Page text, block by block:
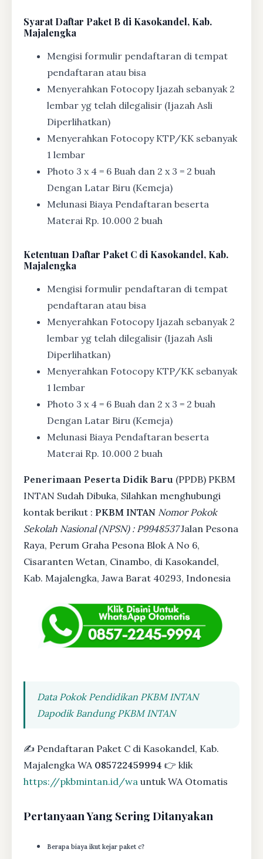
SyaratDaftar Paket B di Kasokandel, Kab.
Majalengka
Mengisi formulir pendaftaran di tempat
pendaftaran atau bisa
Menyerahkan Fotocopy Ijazah sebanyak 2
lembar yg telah dilegalisir (Ijazah Asli
Diperlihatkan)
Menyerahkan Fotocopy KTP/KK sebanyak
1 lembar
Photo 3 x 4 = 6 Buah dan 2 x 3 = 2 buah
Dengan Latar Biru (Kemeja)
Melunasi Biaya Pendaftaran beserta
Materai Rp. 10.000 2 buah
Ketentuan Daftar Paket C di Kasokandel, Kab.
Majalengka
Mengisi formulir pendaftaran di tempat
pendaftaran atau bisa
Menyerahkan Fotocopy Ijazah sebanyak 2
lembar yg telah dilegalisir (Ijazah Asli
Diperlihatkan)
Menyerahkan Fotocopy KTP/KK sebanyak
1 lembar
Photo 3 x 4 = 6 Buah dan 2 x 3 = 2 buah
Dengan Latar Biru (Kemeja)
Melunasi Biaya Pendaftaran beserta
Materai Rp. 10.000 2 buah
Penerimaan Peserta Didik Baru (PPDB) PKBM
INTAN Sudah Dibuka, Silahkan menghubungi
kontak berikut : PKBM INTAN Nomor Pokok
Sekolah Nasional (NPSN) : P9948537Jalan Pesona
Raya, Perum Graha Pesona Blok A No 6,
Cisaranten Wetan, Cinambo, di Kasokandel,
Kab. Majalengka, Jawa Barat 40293, Indonesia
Data Pokok Pendidikan PKBM INTAN
Dapodik Bandung PKBM INTAN
✍ Pendaftaran Paket C di Kasokandel, Kab.
Majalengka WA 085722459994 👉 klik
https://pkbmintan.id/wa untuk WA Otomatis
Pertanyaan Yang Sering Ditanyakan
Berapa biaya ikut kejar paket c?